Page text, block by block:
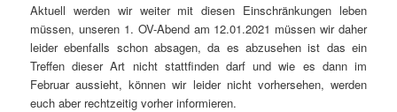
Aktuell werden wir weiter mit diesen Einschränkungen leben
müssen, unseren 1. OV-Abend am 12.01.2021 müssen wir daher
leider ebenfalls schon absagen, da es abzusehen ist das ein
Treffen dieser Art nicht stattfinden darf und wie es dann im
Februar aussieht, können wir leider nicht vorhersehen, werden
euch aber rechtzeitig vorher informieren.